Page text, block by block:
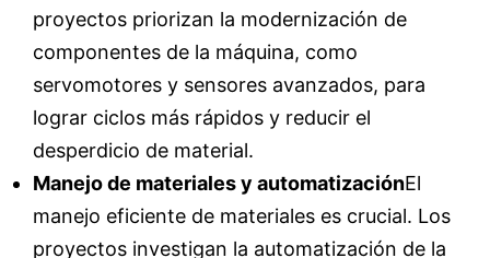
proyectos priorizan la modernización de
componentes de la máquina, como
servomotores y sensores avanzados, para
lograr ciclos más rápidos y reducir el
desperdicio de material.
Manejo de materiales y automatizaciónEl
manejo eficiente de materiales es crucial. Los
proyectos investigan la automatización de la